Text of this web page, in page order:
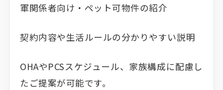
軍関係者向け・ペット可物件の紹介
契約内容や生活ルールの分かりやすい説明
OHAやPCSスケジュール、家族構成に配慮し
たご提案が可能です。